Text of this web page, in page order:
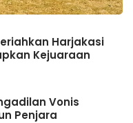
Harjakasi
Kejuaraan
Vonis
Penjara